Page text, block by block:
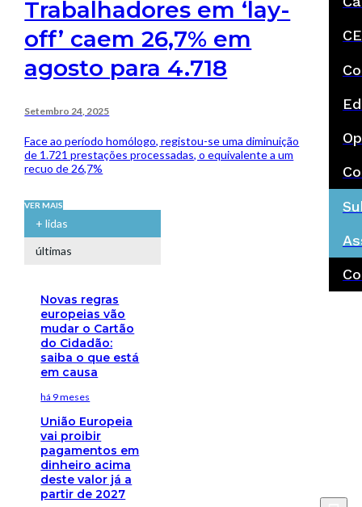
Trabalhadores em ‘lay-
off’ caem 26,7% em
agosto para 4.718
Setembro 24, 2025
Face ao período homólogo, registou-se uma diminuição
de 1.721 prestações processadas, o equivalente a um
recuo de 26,7%
VER MAIS
+ lidas
últimas
Novas regras
europeias vão
mudar o Cartão
do Cidadão:
saiba o que está
em causa
há 9 meses
União Europeia
vai proibir
pagamentos em
dinheiro acima
deste valor já a
partir de 2027